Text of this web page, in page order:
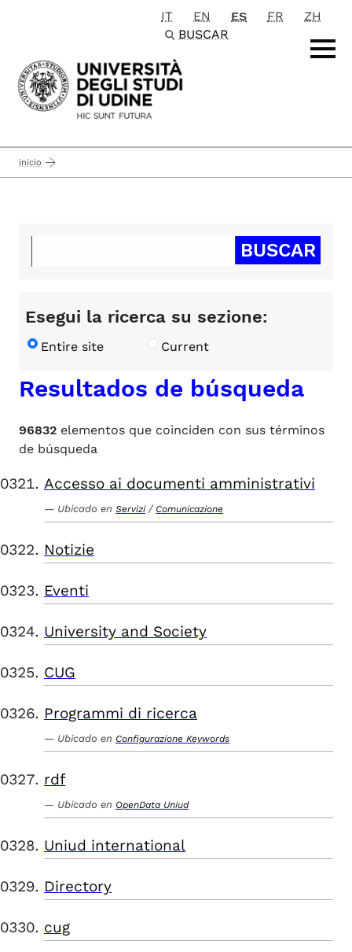
Passa al contenuto principale
IT EN ES FR
ZH
BUSCAR
inicio
Esegui la ricerca su sezione:
Entire site Current
Resultados de búsqueda
96832 elementos que coinciden con sus términos
de búsqueda
Accesso ai documenti amministrativi
Ubicado en Servizi / Comunicazione
Notizie
Eventi
University and Society
CUG
Programmi di ricerca
Ubicado en Configurazione Keywords
rdf
Ubicado en OpenData Uniud
Uniud international
Directory
cug